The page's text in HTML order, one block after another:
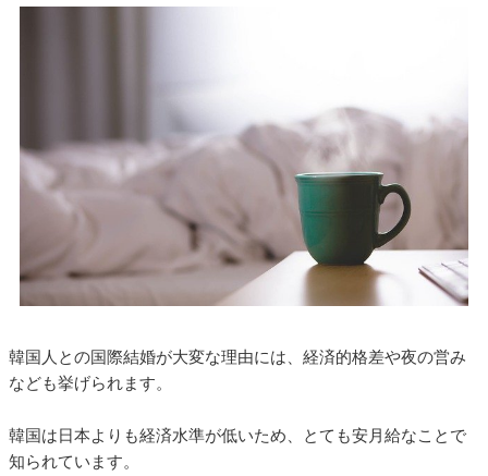
韓国人との国際結婚が大変な理由には、経済的格差や夜の営み
なども挙げられます。
韓国は日本よりも経済水準が低いため、とても安月給なことで
知られています。